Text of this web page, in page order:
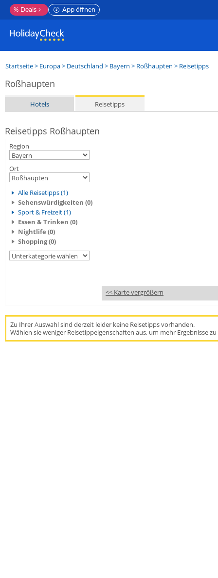
% Deals App öffnen
Startseite> Europa> Deutschland > Bayern > Roßhaupten > Reisetipps
Roßhaupten
Hotels Reisetipps
Reisetipps Roßhaupten
Region
Ort
Alle Reisetipps (1)
Sehenswürdigkeiten (0)
Sport & Freizeit (1)
Essen & Trinken (0)
Nightlife (0)
Shopping (0)
<< Karte vergrößern
Zu Ihrer Auswahl sind derzeit leider keine Reisetipps vorhanden.
Wählen sie weniger Reisetippeigenschaften aus, um mehr Ergebnisse